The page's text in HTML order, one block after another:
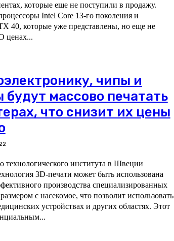
которые еще не поступили в продажу.
Intel Core 13-го поколения и
40, которые уже представлены, но еще не
в продажу. О ценах...
чипы и
массово печатать
что снизит их цены
технологического института в Швеции
3D-печати может быть использована
производства специализированных
с насекомое, что позволит использовать
устройствах и других областях. Этот